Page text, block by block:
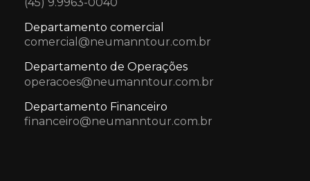
Departamento comercial
comercial@neumanntour.com.br
Departamento de Operações
operacoes@neumanntour.com.br
Departamento Financeiro
financeiro@neumanntour.com.br